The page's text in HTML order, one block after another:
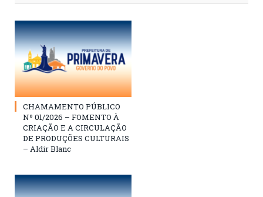
CHAMAMENTO PÚBLICO
Nº 01/2026 – FOMENTO À
CRIAÇÃO E A CIRCULAÇÃO
DE PRODUÇÕES CULTURAIS
– Aldir Blanc